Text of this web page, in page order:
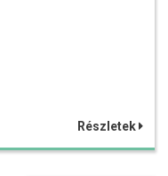
Részletek